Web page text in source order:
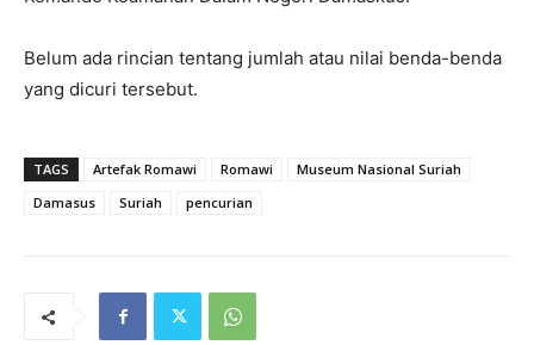
Belum ada rincian tentang jumlah atau nilai benda-benda
yang dicuri tersebut.
TAGS Artefak Romawi Romawi
Museum Nasional Suriah
Damasus
Suriah pencurian